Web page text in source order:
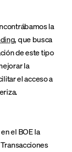
la
, que busca
de este tipo
la
el acceso a
el BOE la